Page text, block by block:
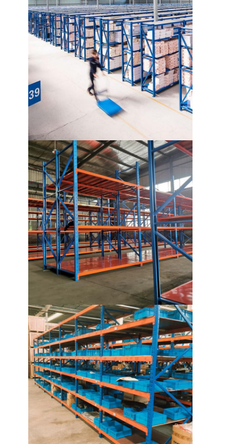
हमारे बारे में
कारखाने का दौरा
हमसे संपर्क करें
समाचार
एक उद्धरण का अनुरोध करें
गोदाम पैलेट रैक
गोदाम भंडारण रैक
सुपरमार्केट प्रदर्शन रैक
कैंटिलीवर रैकिंग
रैकिंग में ड्राइव करें
रेडियो शटल रैक
बहुत संकीर्ण गलियारे रैकिंग
मेजेनाइन रैक
इस्पात संरचना मंच
एचडीपीई प्लास्टिक पैलेट